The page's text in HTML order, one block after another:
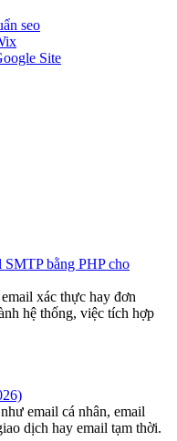
seo
Site
bằng PHP cho
xác thực hay đơn
hệ thống, việc tích hợp
email cá nhân, email
dịch hay email tạm thời.